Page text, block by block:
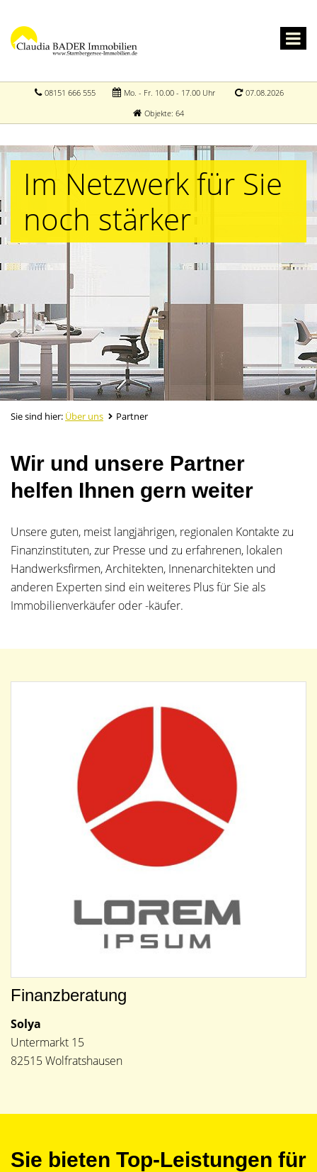
08151 666 555 Mo. - Fr. 10.00 - 17.00 Uhr
07.08.2026
Objekte: 64
Im Netzwerk für Sie
noch stärker
Sie sind hier: Über uns Partner
Wir und unsere Partner
helfen Ihnen gern weiter
Unsere guten, meist langjährigen, regionalen Kontakte zu
Finanzinstituten, zur Presse und zu erfahrenen, lokalen
Handwerksfirmen, Architekten, Innenarchitekten und
anderen Experten sind ein weiteres Plus für Sie als
Immobilienverkäufer oder -käufer.
Finanzberatung
Solya
Untermarkt 15
82515 Wolfratshausen
Sie bieten Top-Leistungen für